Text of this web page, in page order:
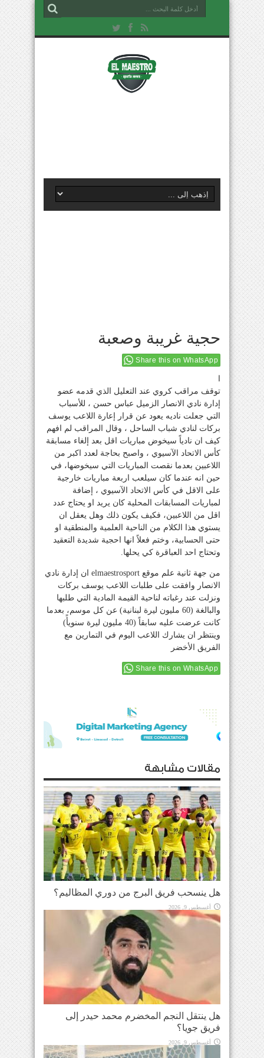
حجية غريبة وصعبة
Share this on WhatsApp
توقف مراقب كروي عند التعليل الذي قدمه عضو
إدارة نادي الانصار الزميل عباس حسن ، للأسباب
التي جعلت ناديه يعود عن قرار إعارة اللاعب يوسف
بركات لنادي شباب الساحل ، وقال المراقب لم افهم
كيف ان نادياً سيخوض مباريات اقل بعد إلغاء مسابقة
كأس الاتحاد الآسيوي ، واصبح بحاجة لعدد اكبر من
اللاعبين بعدما نقصت المباريات التي سيخوضها، في
حين انه عندما كان سيلعب اربعة مباريات خارجية
على الاقل في كأس الاتحاد الآسيوي ، إضافة
لمباريات المسابقات المحلية كان يريد او يحتاج عدد
اقل من اللاعبين، فكيف يكون ذلك وهل يعقل ان
يستوي هذا الكلام من الناحية العلمية والمنطقية او
حتى الحسابية، وختم فعلاً انها احجية شديدة التعقيد
وتحتاج احد العباقرة كي يحلها.
من جهة ثانية علم موقع elmaestrosport ان إدارة نادي
الانصار وافقت على طلبات اللاعب يوسف بركات
ونزلت عند رغباته لناحية القيمة المادية التي طلبها
والبالغة (60 مليون ليرة لبنانية) عن كل موسم، بعدما
كانت عرضت عليه سابقاً (40 مليون ليرة سنويأً)
وينتظر ان يشارك اللاعب اليوم في التمارين مع
الفريق الأخضر
Share this on WhatsApp
مقالات مشابهة
هل ينسحب فريق البرج من دوري المظاليم؟
أغسطس 9, 2026
هل ينتقل النجم المخضرم محمد حيدر إلى
فريق جويا؟
أغسطس 9, 2026